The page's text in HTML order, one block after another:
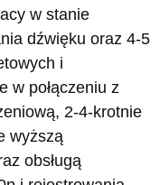
w stanie
dźwięku oraz 4-5
i
w połączeniu z
2-4-krotnie
wyższą
obsługą